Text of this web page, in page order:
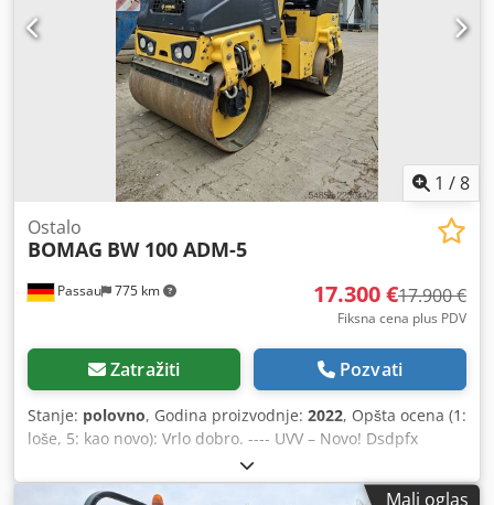
1 /8
Passau 775 km
Ostalo
BOMAG BW 100 ADM-5
17.300 €17.900 €
Fiksna cena plus PDV
Zatražiti Pozvati
Stanje: polovno, Godina proizvodnje: 2022, Opšta ocena (1:
loše, 5: kao novo): Vrlo dobro. ---- UVV – Novo! Dsdpfx
Mali oglas